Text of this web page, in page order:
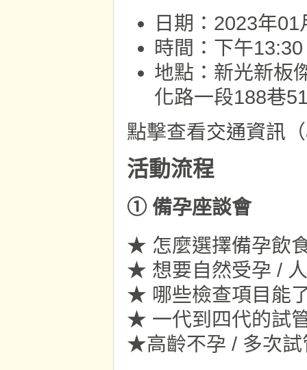
日期：2023年
時間：下午
地點：新光新板
化路一段188巷
點擊查看交通資訊
活動流程
① 備孕座談會
★ 怎麼選擇備孕飲
★ 想要自然受孕 /
★ 哪些檢查項目能
★ 一代到四代的試
★高齡不孕 / 多次試